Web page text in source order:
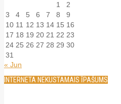
1
2
3
4 5 6 7 8
9
10 11 12 13 14 15 16
17 18 19 20 21 22 23
24 25 26 27 28 29 30
31
« Jun
INTERNETA NEKUSTAMAIS ĪPAŠUMS